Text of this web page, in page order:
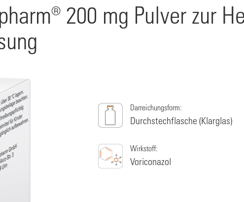
200 mg Pulver zur
Darreichungsform:
Durchstechflasche (Klarglas)
Wirkstoff:
Voriconazol